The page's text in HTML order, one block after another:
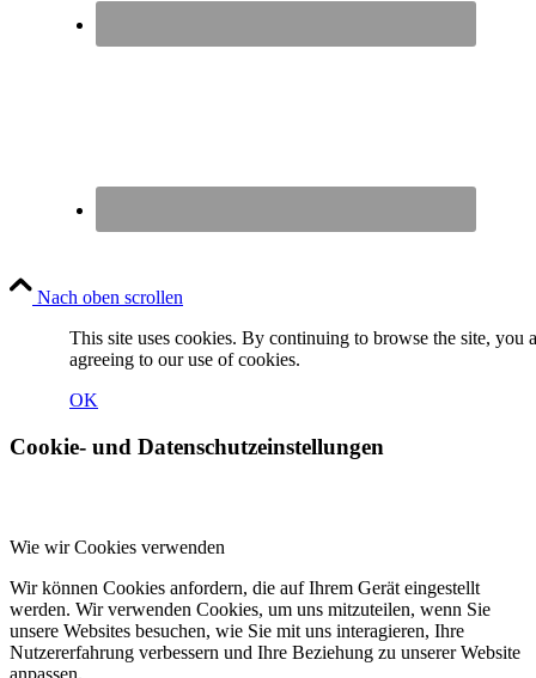
Nach oben scrollen
This site uses cookies. By continuing to browse the site, you
agreeing to our use of cookies.
OK
Cookie- und Datenschutzeinstellungen
Wie wir Cookies verwenden
Wir können Cookies anfordern, die auf Ihrem Gerät eingestellt
werden. Wir verwenden Cookies, um uns mitzuteilen, wenn Sie
unsere Websites besuchen, wie Sie mit uns interagieren, Ihre
Nutzererfahrung verbessern und Ihre Beziehung zu unserer Website